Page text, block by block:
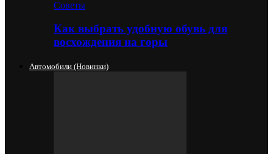
Советы
Как выбрать удобную обувь для
восхождения на горы
Автомобили (новинки)